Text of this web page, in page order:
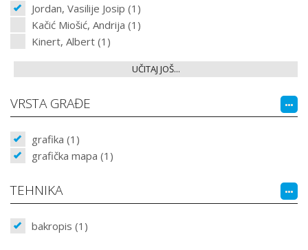
Jordan, Vasilije Josip (1)
Kačić Miošić, Andrija (1)
Kinert, Albert (1)
UČITAJ JOŠ...
VRSTA GRAĐE
grafika (1)
grafička mapa (1)
TEHNIKA
bakropis (1)